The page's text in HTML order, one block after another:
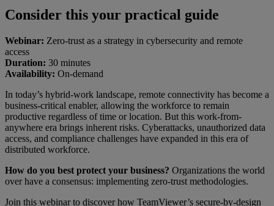
Consider this your practical guide
Webinar: Zero-trust as a strategy in cybersecurity and remote
access
Duration: 30 minutes
Availability: On-demand
In today’s hybrid-work landscape, remote connectivity has become a
business-critical enabler, allowing the workforce to remain
productive regardless of time or location. But this work-from-
anywhere era brings inherent risks. Cyberattacks, unauthorized data
access, and compliance challenges have expanded in this era of
distributed workforce.
How do you best protect your business? Organizations the world
over have a consensus: implementing zero-trust methodologies.
Join this webinar to discover how TeamViewer’s secure-by-design